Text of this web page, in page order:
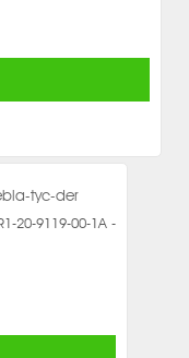
20-9119-00-1A -